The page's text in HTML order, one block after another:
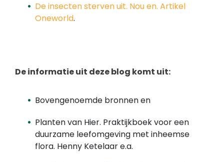
De insecten sterven uit. Nou en. Artikel
Oneworld.
De informatie uit deze blog komt uit:
Bovengenoemde bronnen en
Planten van Hier. Praktijkboek voor een
duurzame leefomgeving met inheemse
flora. Henny Ketelaar e.a.